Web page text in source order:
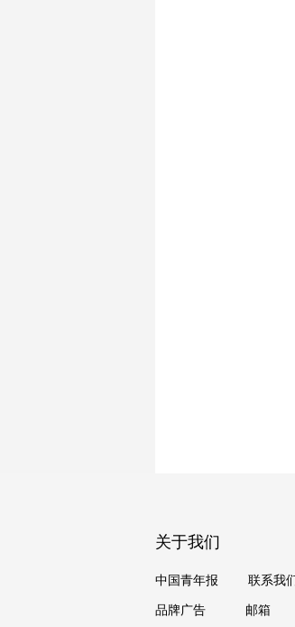
关于我们
中国青年报 联系我
品牌广告 邮箱